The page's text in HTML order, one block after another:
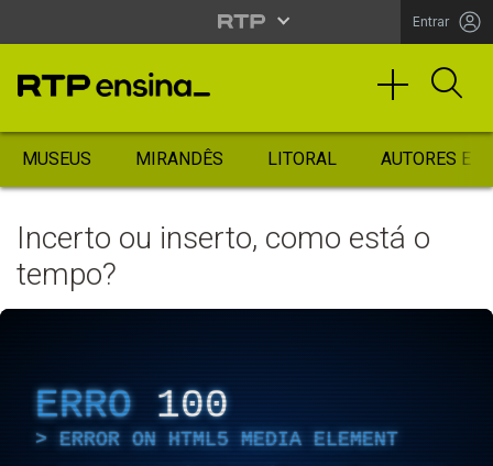
Entrar
MUSEUS MIRANDÊS LITORAL AUTORES
Incerto ou inserto, como está o
tempo?
ERRO 100
ERROR ON HTML5 MEDIA ELEMENT